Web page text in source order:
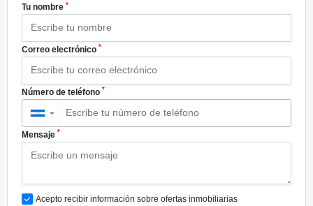
Tu nombre *
Correo electrónico *
Número de teléfono *
▼
Mensaje *
Acepto recibir información sobre ofertas inmobiliarias